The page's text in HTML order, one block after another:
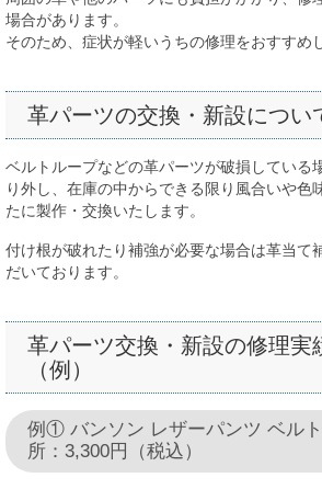
場合があります。
そのため、症状が軽いうちの修理をおすすめ
革パーツの交換・新設につい
ベルトループなどの革パーツが破損している
り外し、在庫の中からできる限り風合いや色
たに製作・交換いたします。
付け根が破れたり補強が必要な場合は革当て
だいております。
革パーツ交換・新設の修理実
（例）
例① バンソン レザーパンツ ベル
所：3,300円（税込）